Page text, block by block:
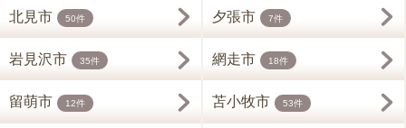
北見市 50件 夕張市 7件
岩見沢市 35件 網走市 18件
留萌市 12件 苫小牧市 53件